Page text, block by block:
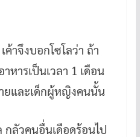
าจึงบอกโซโลว่า ถ้า
ารเป็นเวลา 1 เดือน
ยและเด็กผู้หญิงคนนั้น
กลัวคนอื่นเดือดร้อนไป